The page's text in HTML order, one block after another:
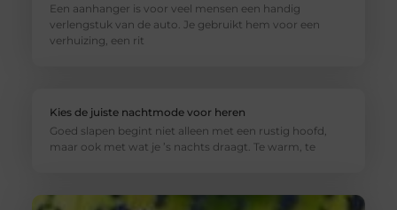
Een aanhanger is voor veel mensen een handig
verlengstuk van de auto. Je gebruikt hem voor een
verhuizing, een rit
Kies de juiste nachtmode voor heren
Goed slapen begint niet alleen met een rustig hoofd,
maar ook met wat je ’s nachts draagt. Te warm, te